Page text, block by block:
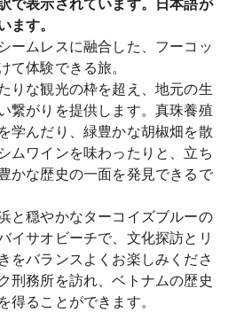
ます。
ームレスに融合した、フーコッ
て体験できる旅。
りな観光の枠を超え、地元の生
繋がりを提供します。真珠養殖
学んだり、緑豊かな胡椒畑を散
ムワインを味わったりと、立ち
かな歴史の一面を発見できるで
と穏やかなターコイズブルーの
イサオビーチで、文化探訪とリ
をバランスよくお楽しみくださ
刑務所を訪れ、ベトナムの歴史
得ることができます。